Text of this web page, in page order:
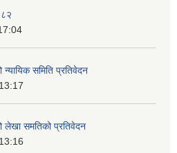
समिति प्रतिवेदन
समतिको प्रतिवेदन